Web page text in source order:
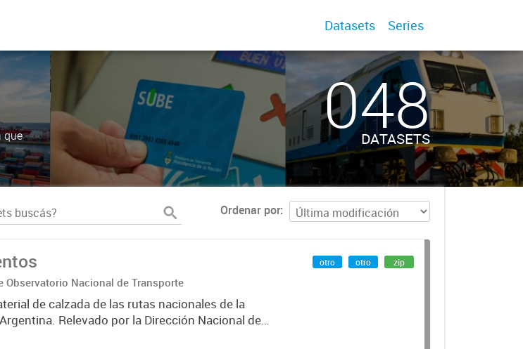
Datasets Series
que
048
DATASETS
Ordenar por
Observatorio Nacional de Transporte
de calzada de las rutas nacionales de la
Relevado por la Dirección Nacional de
otro otro zip